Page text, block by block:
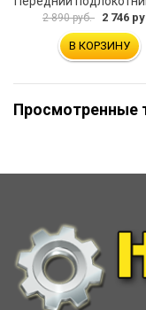
2 890 руб. 2 746
В КОРЗИНУ
Просмотренные